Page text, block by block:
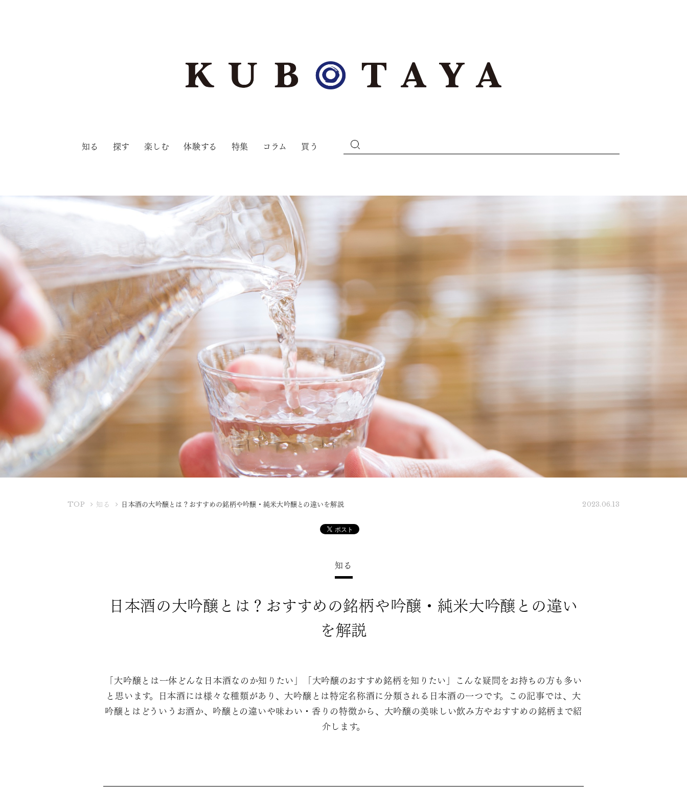
知る 探す 楽しむ 体験する 特集 コラム 買う
TOPK
知る 日本酒の大吟醸とは？おすすめの銘柄や吟醸・純米大吟醸との違いを解説 2023.06.13
知る
日本酒の大吟醸とは？おすすめの銘柄や吟醸・純米大吟醸との違い
を解説
「大吟醸とは一体どんな日本酒なのか知りたい」「大吟醸のおすすめ銘柄を知りたい」こんな疑問をお持ちの方も多い
と思います。日本酒には様々な種類があり、大吟醸とは特定名称酒に分類される日本酒の一つです。この記事では、大
吟醸とはどういうお酒か、吟醸との違いや味わい・香りの特徴から、大吟醸の美味しい飲み方やおすすめの銘柄まで紹
介します。